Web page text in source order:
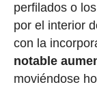
perfilados o
por el interior
con la
notable
moviéndose